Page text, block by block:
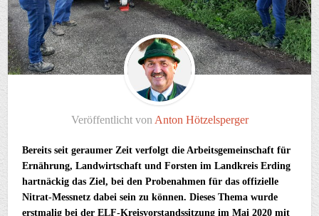
Veröffentlicht von Anton Hötzelsperger
Bereits seit geraumer Zeit verfolgt die Arbeitsgemeinschaft für
Ernährung, Landwirtschaft und Forsten im Landkreis Erding
hartnäckig das Ziel, bei den Probenahmen für das offizielle
Nitrat-Messnetz dabei sein zu können. Dieses Thema wurde
erstmalig bei der ELF-Kreisvorstandssitzung im Mai 2020 mit